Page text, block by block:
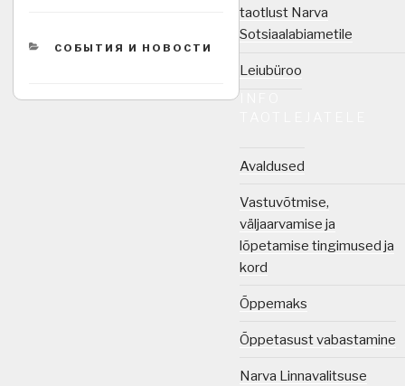
CATEGORIES
СОБЫТИЯ И НОВОСТИ
taotlust Narva
Sotsiaalabiametile
Leiubüroo
Avaldused
Vastuvõtmise,
väljaarvamise ja
lõpetamise tingimused ja
kord
Õppemaks
Õppetasust vabastamine
Narva Linnavalitsuse